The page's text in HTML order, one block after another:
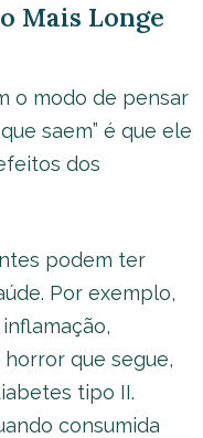
Mais Longe
o modo de pensar
saem” é que ele
dos
podem ter
Por exemplo,
que segue,
tipo II.
consumida